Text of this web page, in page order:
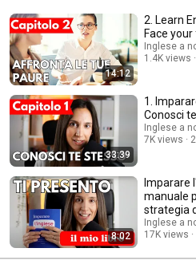
14:12
2. Learn
Face
Inglese a
1.4K views
33:39
1.
Conosci
Inglese a
7K views
8:02
Imparare
manuale
strategia
Inglese a
17K views